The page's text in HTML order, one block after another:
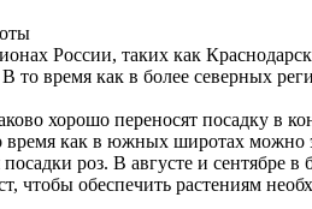
России, таких как
то время как в более северных
хорошо переносят посадку в
время как в южных широтах
роз. В августе и сентябре
чтобы обеспечить растениям